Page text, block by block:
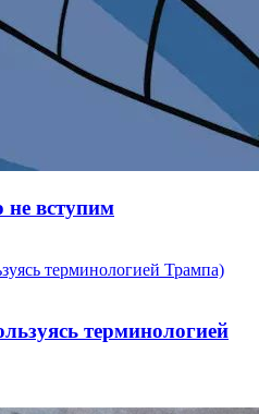
вступим
терминологией